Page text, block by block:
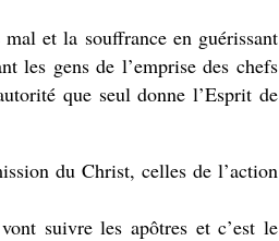
et la souffrance en guérissant
les gens de l’emprise des chefs
que seul donne l’Esprit de
du Christ, celles de l’action
suivre les apôtres et c’est le